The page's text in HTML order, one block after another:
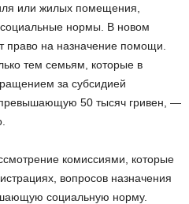
или жилых помещения,
нормы. В новом
право на назначение помощи.
тем семьям, которые в
за субсидией
превышающую 50 тысяч гривен, —
комиссиями, которые
вопросов назначения
социальную норму.